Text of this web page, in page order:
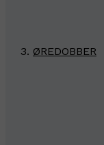
ØREDOBBER